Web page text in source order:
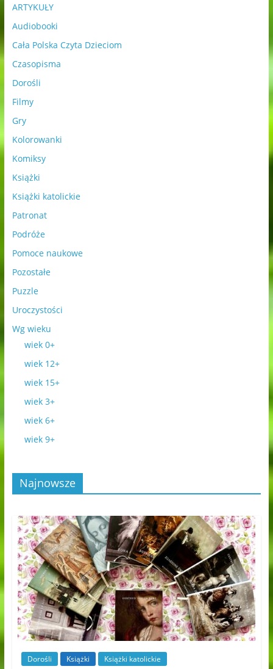
ARTYKUŁY
Audiobooki
Cała Polska Czyta Dzieciom
Czasopisma
Dorośli
Filmy
Gry
Kolorowanki
Komiksy
Książki
Książki katolickie
Patronat
Podróże
Pomoce naukowe
Pozostałe
Puzzle
Uroczystości
Wg wieku
wiek 0+
wiek 12+
wiek 15+
wiek 3+
wiek 6+
wiek 9+
Najnowsze
Dorośli Książki Książki katolickie